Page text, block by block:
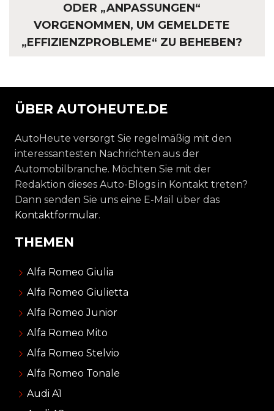
ODER „ANPASSUNGEN“
VORGENOMMEN, UM GEMELDETE
„EFFIZIENZPROBLEME“ ZU BEHEBEN?
ÜBER AUTOHEUTE.DE
AutoHeute versorgt Sie regelmäßig mit den
interessantesten Nachrichten aus der
Automobilbranche. Möchten Sie mit der
Redaktion dieses Auto-Blogs in Kontakt treten?
Dann senden Sie uns eine E-Mail über das
Kontaktformular.
THEMEN
Alfa Romeo Giulia
Alfa Romeo Giulietta
Alfa Romeo Junior
Alfa Romeo Mito
Alfa Romeo Stelvio
Alfa Romeo Tonale
Audi A1